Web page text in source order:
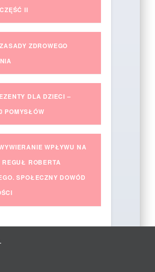
II
ZASADY ZDROWEGO
DLA DZIECI –
POMYSŁÓW
WPŁYWU NA
REGUŁ ROBERTA
SPOŁECZNY DOWÓD